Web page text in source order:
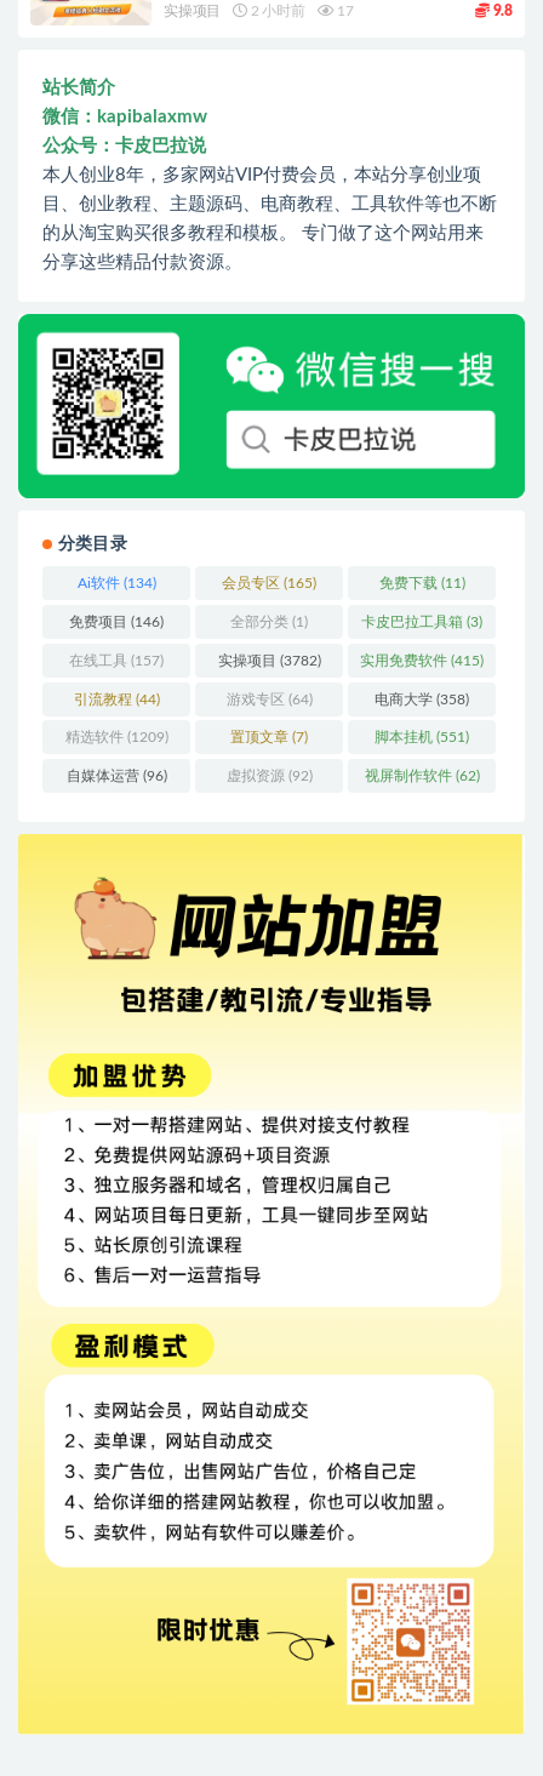
实操项目 2 小时前 17 9.8
站长简介
微信：kapibalaxmw
公众号：卡皮巴拉说
本人创业8年，多家网站VIP付费会员，本站分享创业项
目、创业教程、主题源码、电商教程、工具软件等也不断
的从淘宝购买很多教程和模板。 专门做了这个网站用来
分享这些精品付款资源。
分类目录
Ai软件(134) 会员专区 (165) 免费下载 (11)
免费项目 (146) 全部分类 (1) 卡皮巴拉工具箱 (3)
在线工具 (157) 实操项目 (3782) 实用免费软件 (415)
引流教程 (44) 游戏专区 (64) 电商大学 (358)
精选软件(1209) 置顶文章 (7) 脚本挂机 (551)
自媒体运营(96) 虚拟资源 (92) 视屏制作软件(62)